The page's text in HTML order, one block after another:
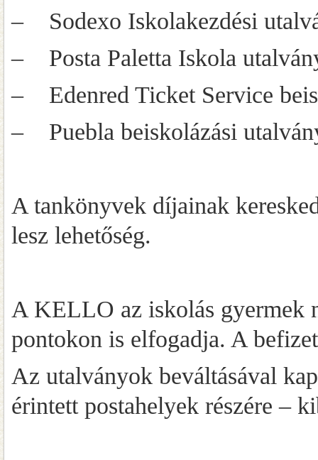
– Sodexo Iskolakezdési
– Posta Paletta Iskola
– Edenred Ticket Service
– Puebla beiskolázási
A tankönyvek díjainak
lesz lehetőség.
A KELLO az iskolás gyermek
pontokon is elfogadja. A
Az utalványok beváltásával
érintett postahelyek részére –